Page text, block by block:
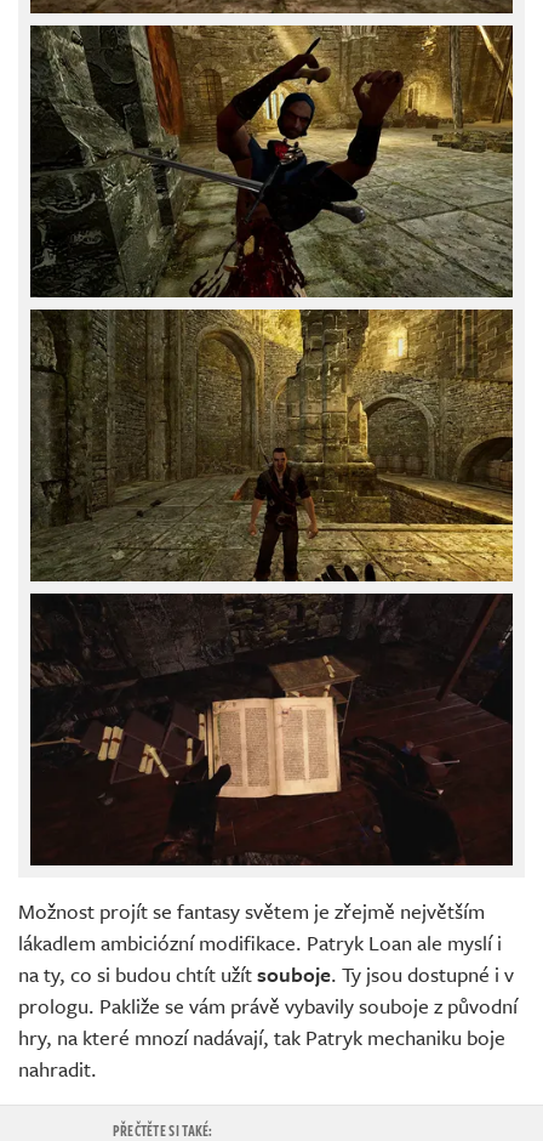
Možnost projít se fantasy světem je zřejmě největším
lákadlem ambiciózní modifikace. Patryk Loan ale myslí i
na ty, co si budou chtít užítsouboje. Ty jsou dostupné i v
prologu. Pakliže se vám právě vybavily souboje z původní
hry, na které mnozí nadávají, tak Patryk mechaniku boje
nahradit.